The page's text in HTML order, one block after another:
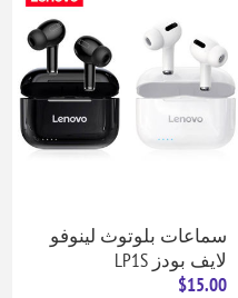
سماعات بلوتوث لينوفو
لايف بودز LP1S
$15.00